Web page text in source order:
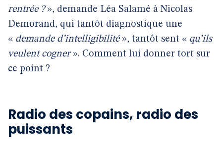
rentrée ?», demande Léa Salamé à Nicolas
Demorand, qui tantôt diagnostique une
« demande d’intelligibilité», tantôt sent « qu’ils
veulent cogner». Comment lui donner tort sur
ce point ?
Radio des copains, radio des
puissants